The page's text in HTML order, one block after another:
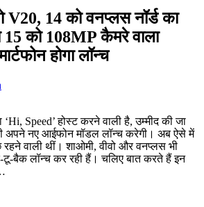
V20, 14 को वनप्लस नॉर्ड का
को 108MP कैमरे वाला
होगा लॉन्च
Speed’ होस्ट करने वाली है, उम्मीद की जा
अपने नए आईफोन मॉडल लॉन्च करेगी। अब ऐसे में
रहने वाली थीं। शाओमी, वीवो और वनप्लस भी
बैक लॉन्च कर रही हैं। चलिए बात करते हैं इन